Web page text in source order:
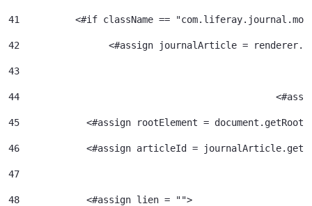
41
<#if className ==
42
<#assign journalArticle =
43
44
45
<#assign rootElement =
46
<#assign articleId =
47
48
            <#assign lien = "">